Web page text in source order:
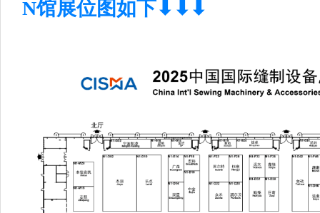
N馆展位图如下⬇⬇⬇